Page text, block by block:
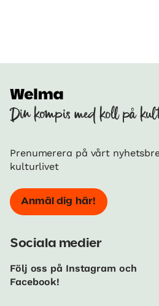
Din kompis med koll på
Prenumerera på vårt
kulturlivet
Anmäl dig här!
Sociala medier
Följ oss på Instagram och
Facebook!